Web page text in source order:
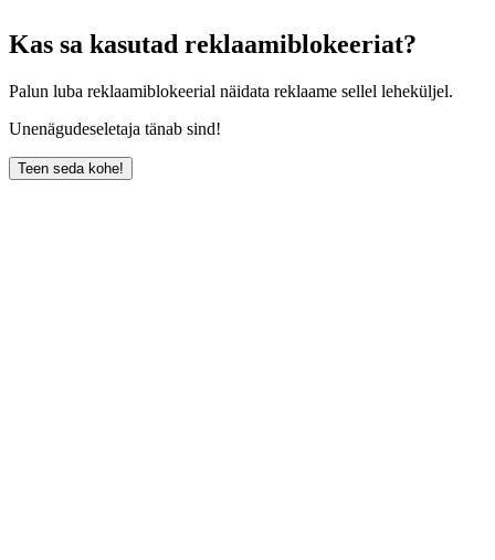
Kas sa kasutad reklaamiblokeeriat?
Palun luba reklaamiblokeerial näidata reklaame sellel leheküljel.
Unenägudeseletaja tänab sind!
Teen seda kohe!